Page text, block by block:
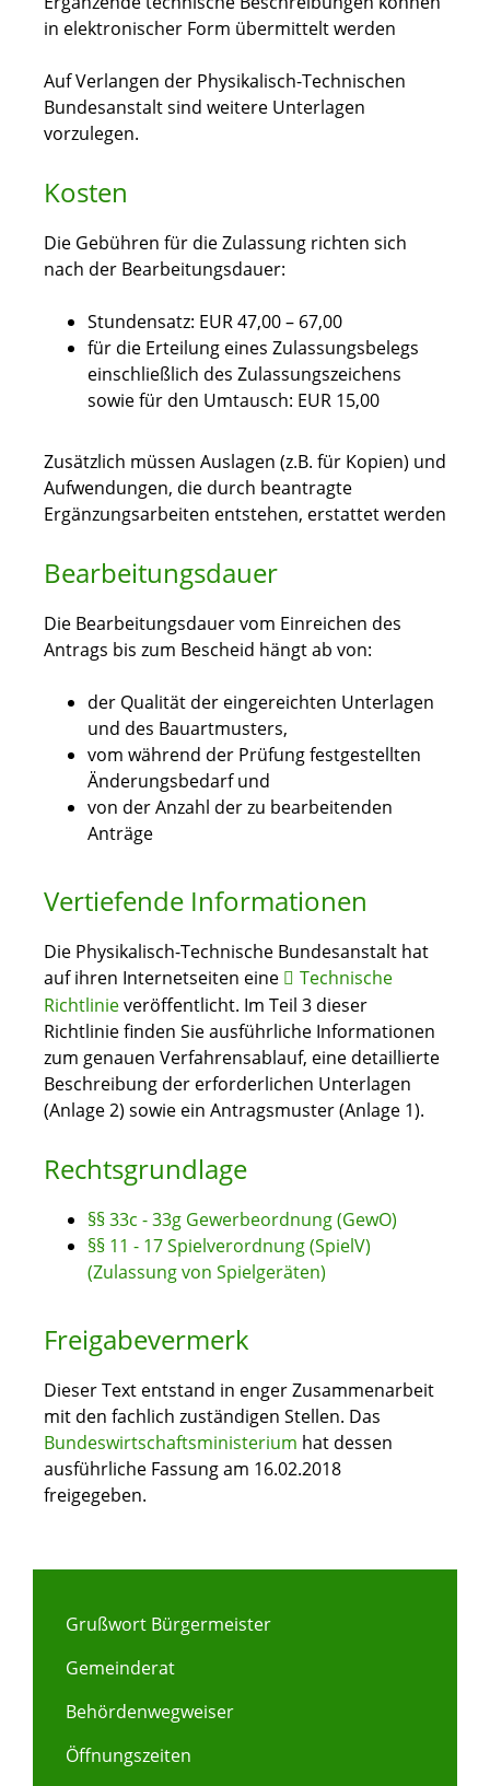
in elektronischer Form übermittelt werden
Auf Verlangen der Physikalisch-Technischen
Bundesanstalt sind weitere Unterlagen
vorzulegen.
Kosten
Die Gebühren für die Zulassung richten sich
nach der Bearbeitungsdauer:
Stundensatz: EUR 47,00 – 67,00
für die Erteilung eines Zulassungsbelegs
einschließlich des Zulassungszeichens
sowie für den Umtausch: EUR 15,00
Zusätzlich müssen Auslagen (z.B. für Kopien) und
Aufwendungen, die durch beantragte
Ergänzungsarbeiten entstehen, erstattet werden
Bearbeitungsdauer
Die Bearbeitungsdauer vom Einreichen des
Antrags bis zum Bescheid hängt ab von:
der Qualität der eingereichten Unterlagen
und des Bauartmusters,
vom während der Prüfung festgestellten
Änderungsbedarf und
von der Anzahl der zu bearbeitenden
Anträge
Vertiefende Informationen
Die Physikalisch-Technische Bundesanstalt hat
auf ihren Internetseiten eine
Technische
Richtlinieveröffentlicht. Im Teil 3 dieser
Richtlinie finden Sie ausführliche Informationen
zum genauen Verfahrensablauf, eine detaillierte
Beschreibung der erforderlichen Unterlagen
(Anlage 2) sowie ein Antragsmuster (Anlage 1).
Rechtsgrundlage
§§ 33c - 33g Gewerbeordnung (GewO)
§§ 11 - 17 Spielverordnung (SpielV)
(Zulassung von Spielgeräten)
Freigabevermerk
Dieser Text entstand in enger Zusammenarbeit
mit den fachlich zuständigen Stellen. Das
Bundeswirtschaftsministerium hat dessen
ausführliche Fassung am 16.02.2018
freigegeben.
Grußwort Bürgermeister
Gemeinderat
Behördenwegweiser
Öffnungszeiten